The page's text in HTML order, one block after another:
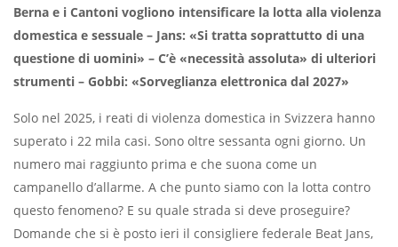
Berna e i Cantoni vogliono intensificare la lotta alla violenza
domestica e sessuale – Jans: «Si tratta soprattutto di una
questione di uomini» – C’è «necessità assoluta» di ulteriori
strumenti – Gobbi: «Sorveglianza elettronica dal 2027»
Solo nel 2025, i reati di violenza domestica in Svizzera hanno
superato i 22 mila casi. Sono oltre sessanta ogni giorno. Un
numero mai raggiunto prima e che suona come un
campanello d’allarme. A che punto siamo con la lotta contro
questo fenomeno? E su quale strada si deve proseguire?
Domande che si è posto ieri il consigliere federale Beat Jans,